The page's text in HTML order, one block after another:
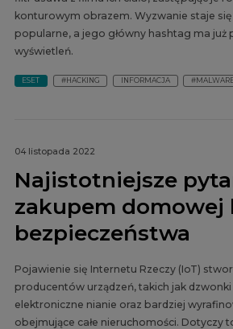
konturowym obrazem. Wyzwanie staje
popularne, a jego główny hashtag ma już
wyświetleń.
ESET #HACKING INFORMACJA
04 listopada 2022
Najistotniejsze
zakupem domowej
bezpieczeństwa
Pojawienie się Internetu Rzeczy (IoT)
producentów urządzeń, takich jak
elektroniczne nianie oraz bardziej
obejmujące całe nieruchomości. Dotyczy